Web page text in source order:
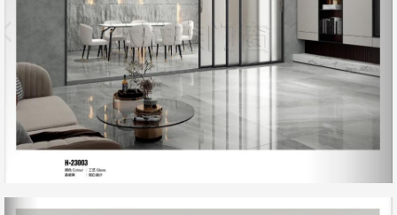
微信号：
点击复制微信号